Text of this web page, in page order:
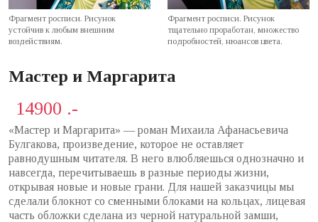
Фрагмент росписи. Рисунок
устойчив к любым внешним
воздействиям.
Фрагмент росписи. Рисунок
тщательно проработан, множество
подробностей, нюансов цвета.
Мастер и Маргарита
14900 .-
«Мастер и Маргарита» — роман Михаила Афанасьевича
Булгакова, произведение, которое не оставляет
равнодушным читателя. В него влюбляешься однозначно и
навсегда, перечитываешь в разные периоды жизни,
открывая новые и новые грани. Для нашей заказчицы мы
сделали блокнот со сменными блоками на кольцах, лицевая
часть обложки сделана из черной натуральной замши,